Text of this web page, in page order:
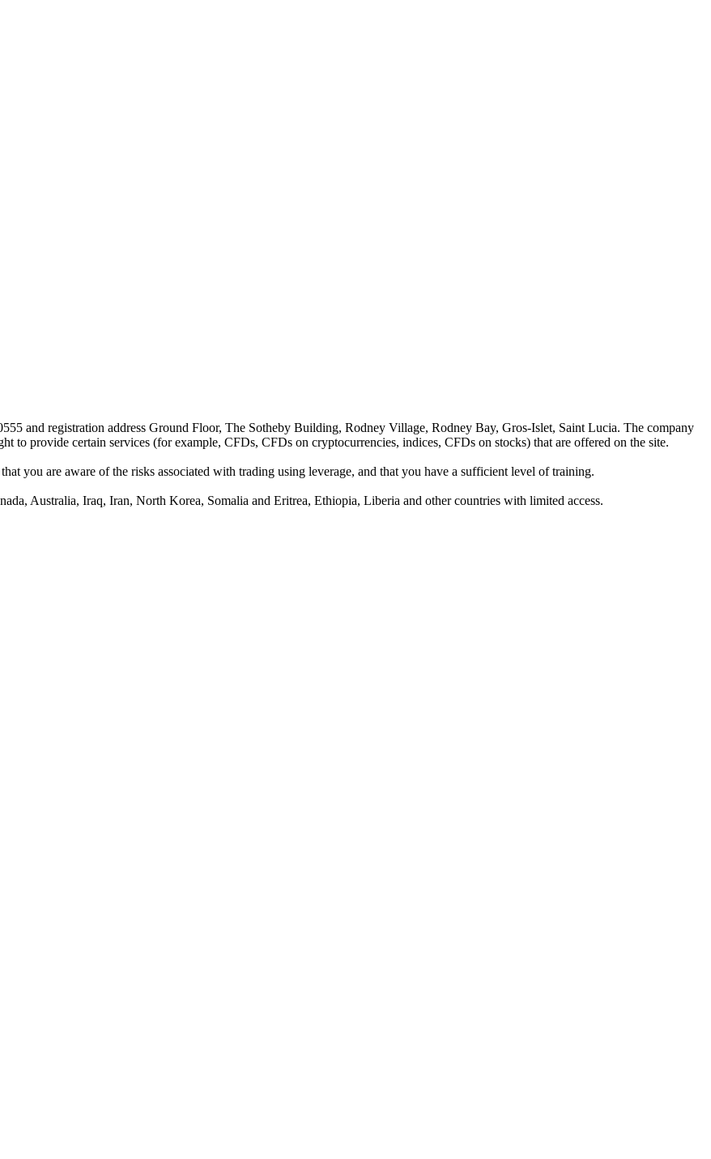
and registration address Ground Floor, The Sotheby Building, Rodney Village, Rodney Bay, Gros-Islet, Saint Lucia. The company
to provide certain services (for example, CFDs, CFDs on cryptocurrencies, indices, CFDs on stocks) that are offered on the site.
you are aware of the risks associated with trading using leverage, and that you have a sufficient level of training.
Australia, Iraq, Iran, North Korea, Somalia and Eritrea, Ethiopia, Liberia and other countries with limited access.